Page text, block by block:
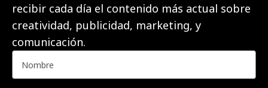
recibir cada día el contenido más actual sobre
creatividad, publicidad, marketing, y
comunicación.